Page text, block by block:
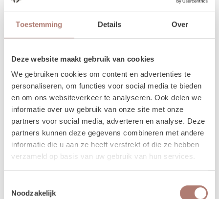
Toestemming Details Over
Deze website maakt gebruik van cookies
We gebruiken cookies om content en advertenties te
personaliseren, om functies voor social media te bieden
en om ons websiteverkeer te analyseren. Ook delen we
informatie over uw gebruik van onze site met onze
partners voor social media, adverteren en analyse. Deze
partners kunnen deze gegevens combineren met andere
informatie die u aan ze heeft verstrekt of die ze hebben
verzameld op basis van uw gebruik van hun services.
Noodzakelijk
Stoel bamboe
Deze bamboe stoelen zijn leuk voor de ceremonie of voor het
creëren van een gezellig zithoekje.
20,00 / 1 dag